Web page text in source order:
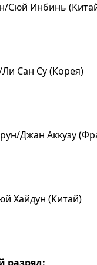
Сюй Инбинь
Сан Су (Корея)
Джан Аккузу
Хайдун (Китай)